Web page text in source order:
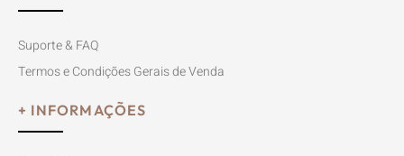
Suporte & FAQ
Termos e Condições Gerais de Venda
+ INFORMAÇÕES